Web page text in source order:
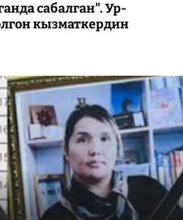
сабалган". Ур-
кызматкердин